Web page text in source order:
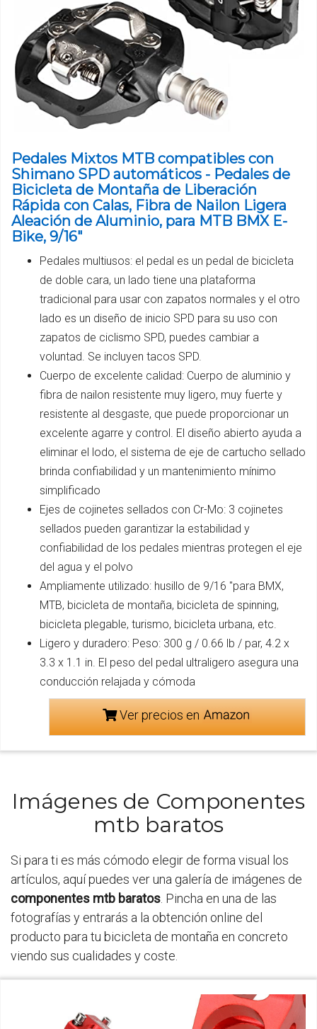
Pedales Mixtos MTB compatibles con
Shimano SPD automáticos - Pedales de
Bicicleta de Montaña de Liberación
Rápida con Calas, Fibra de Nailon Ligera
Aleación de Aluminio, para MTB BMX E-
Bike, 9/16"
Pedales multiusos: el pedal es un pedal de bicicleta
de doble cara, un lado tiene una plataforma
tradicional para usar con zapatos normales y el otro
lado es un diseño de inicio SPD para su uso con
zapatos de ciclismo SPD, puedes cambiar a
voluntad. Se incluyen tacos SPD.
Cuerpo de excelente calidad: Cuerpo de aluminio y
fibra de nailon resistente muy ligero, muy fuerte y
resistente al desgaste, que puede proporcionar un
excelente agarre y control. El diseño abierto ayuda a
eliminar el lodo, el sistema de eje de cartucho sellado
brinda confiabilidad y un mantenimiento mínimo
simplificado
Ejes de cojinetes sellados con Cr-Mo: 3 cojinetes
sellados pueden garantizar la estabilidad y
confiabilidad de los pedales mientras protegen el eje
del agua y el polvo
Ampliamente utilizado: husillo de 9/16 "para BMX,
MTB, bicicleta de montaña, bicicleta de spinning,
bicicleta plegable, turismo, bicicleta urbana, etc.
Ligero y duradero: Peso: 300 g / 0.66 lb / par, 4.2 x
3.3 x 1.1 in. El peso del pedal ultraligero asegura una
conducción relajada y cómoda
Ver precios en
Imágenes de Componentes
mtb baratos
Si para ti es más cómodo elegir de forma visual los
artículos, aquí puedes ver una galería de imágenes de
componentes mtb baratos. Pincha en una de las
fotografías y entrarás a la obtención online del
producto para tu bicicleta de montaña en concreto
viendo sus cualidades y coste.